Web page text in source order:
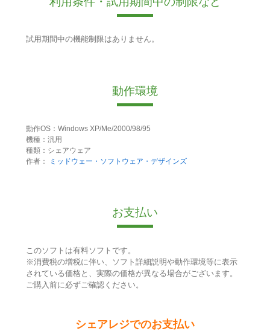
試用期間中の機能制限はありません。
動作環境
動作OS：Windows XP/Me/2000/98/95
機種：汎用
種類：シェアウェア
作者：
ミッドウェー・ソフトウェア・デザインズ
お支払い
このソフトは有料ソフトです。
※消費税の増税に伴い、ソフト詳細説明や動作環境等に表示
されている価格と、実際の価格が異なる場合がございます。
ご購入前に必ずご確認ください。
シェアレジでのお支払い